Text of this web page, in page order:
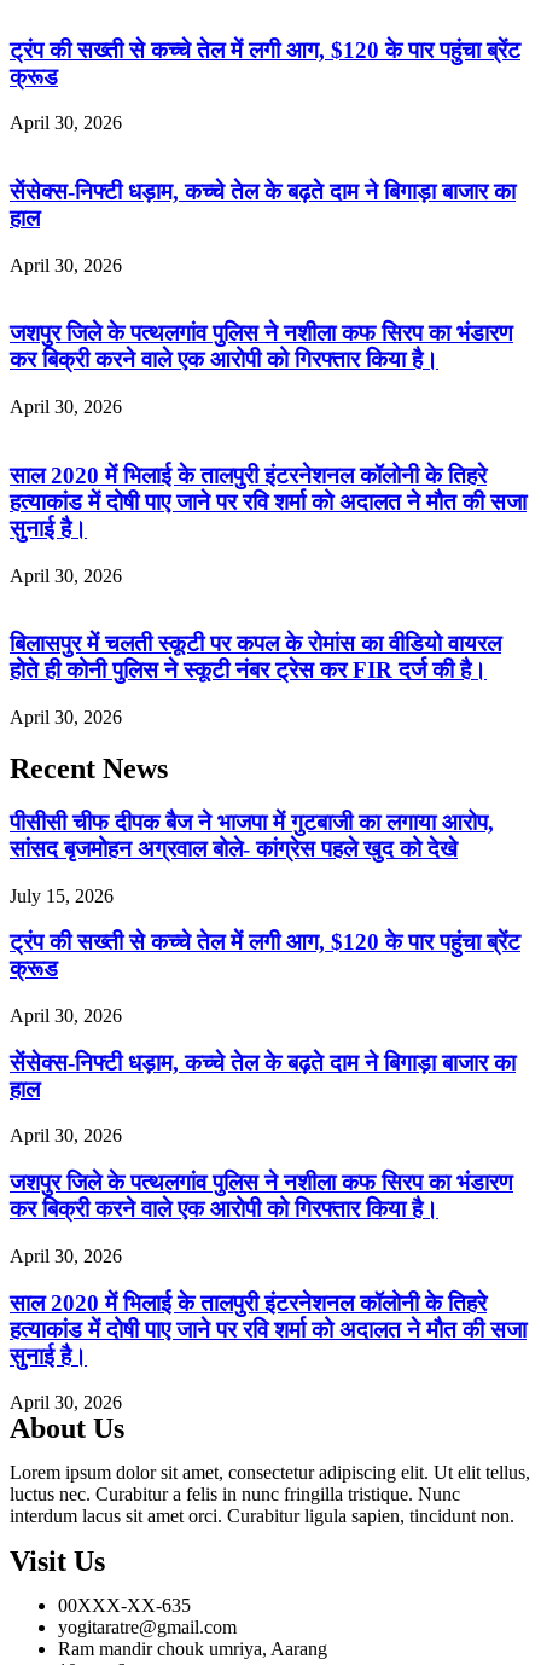
ट्रंप की सख्ती से कच्चे तेल में लगी आग, $120 के पार पहुंचा ब्रेंट
क्रूड
April 30, 2026
सेंसेक्स-निफ्टी धड़ाम, कच्चे तेल के बढ़ते दाम ने बिगाड़ा बाजार का
हाल
April 30, 2026
जशपुर जिले के पत्थलगांव पुलिस ने नशीला कफ सिरप का भंडारण
कर बिक्री करने वाले एक आरोपी को गिरफ्तार किया है।
April 30, 2026
साल 2020 में भिलाई के तालपुरी इंटरनेशनल कॉलोनी के तिहरे
हत्याकांड में दोषी पाए जाने पर रवि शर्मा को अदालत ने मौत की सजा
सुनाई है।
April 30, 2026
बिलासपुर में चलती स्कूटी पर कपल के रोमांस का वीडियो वायरल
होते ही कोनी पुलिस ने स्कूटी नंबर ट्रेस कर FIR दर्ज की है।
April 30, 2026
Recent News
पीसीसी चीफ दीपक बैज ने भाजपा में गुटबाजी का लगाया आरोप,
सांसद बृजमोहन अग्रवाल बोले- कांग्रेस पहले खुद को देखे
July 15, 2026
ट्रंप की सख्ती से कच्चे तेल में लगी आग, $120 के पार पहुंचा ब्रेंट
क्रूड
April 30, 2026
सेंसेक्स-निफ्टी धड़ाम, कच्चे तेल के बढ़ते दाम ने बिगाड़ा बाजार का
हाल
April 30, 2026
जशपुर जिले के पत्थलगांव पुलिस ने नशीला कफ सिरप का भंडारण
कर बिक्री करने वाले एक आरोपी को गिरफ्तार किया है।
April 30, 2026
साल 2020 में भिलाई के तालपुरी इंटरनेशनल कॉलोनी के तिहरे
हत्याकांड में दोषी पाए जाने पर रवि शर्मा को अदालत ने मौत की सजा
सुनाई है।
April 30, 2026
About Us
Lorem ipsum dolor sit amet, consectetur adipiscing elit. Ut elit tellus,
luctus nec. Curabitur a felis in nunc fringilla tristique. Nunc
interdum lacus sit amet orci. Curabitur ligula sapien, tincidunt non.
Visit Us
00XXX-XX-635
yogitaratre@gmail.com
Ram mandir chouk umriya, Aarang